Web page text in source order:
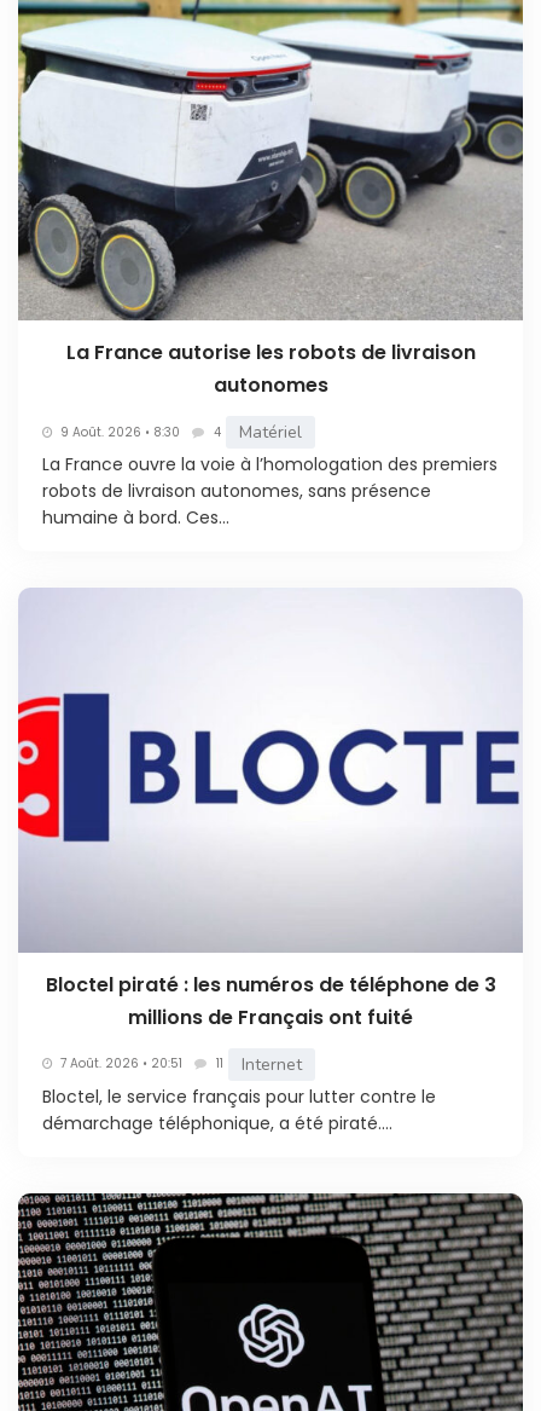
La France autorise les robots de livraison
autonomes
9 Août. 2026 • 8:30 4 Matériel
La France ouvre la voie à l’homologation des premiers
robots de livraison autonomes, sans présence
humaine à bord. Ces...
Bloctel piraté : les numéros de téléphone de 3
millions de Français ont fuité
7 Août. 2026 • 20:51 11 Internet
Bloctel, le service français pour lutter contre le
démarchage téléphonique, a été piraté....